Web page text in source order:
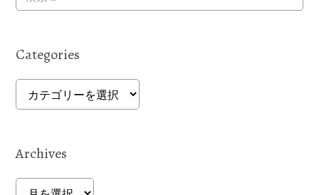
Categories
Categories
Archives
Archives